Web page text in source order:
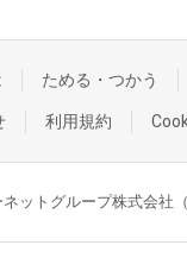
ためる・つかう
利用規約
ットグループ株式会社